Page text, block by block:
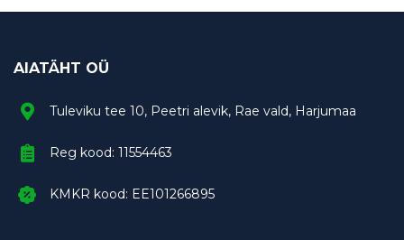
AIATÄHT OÜ
Tuleviku tee 10, Peetri alevik, Rae vald, Harjumaa
Reg kood: 11554463
KMKR kood: EE101266895